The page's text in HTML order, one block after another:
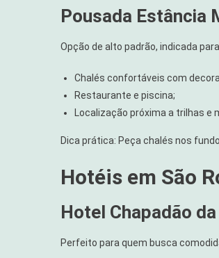
Pousada Estância
Opção de alto padrão, indicada
Chalés confortáveis com
Restaurante e piscina;
Localização próxima a trilhas e
Dica prática: Peça chalés nos
Hotéis em São
Hotel Chapadão
Perfeito para quem busca